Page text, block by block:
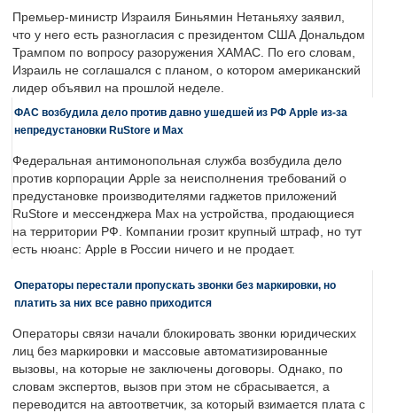
Премьер-министр Израиля Биньямин Нетаньяху заявил,
что у него есть разногласия с президентом США Дональдом
Трампом по вопросу разоружения ХАМАС. По его словам,
Израиль не соглашался с планом, о котором американский
лидер объявил на прошлой неделе.
ФАС возбудила дело против давно ушедшей из РФ Apple из-за
непредустановки RuStore и Max
Федеральная антимонопольная служба возбудила дело
против корпорации Apple за неисполнения требований о
предустановке производителями гаджетов приложений
RuStore и мессенджера Max на устройства, продающиеся
на территории РФ. Компании грозит крупный штраф, но тут
есть нюанс: Apple в России ничего и не продает.
Операторы перестали пропускать звонки без маркировки, но
платить за них все равно приходится
Операторы связи начали блокировать звонки юридических
лиц без маркировки и массовые автоматизированные
вызовы, на которые не заключены договоры. Однако, по
словам экспертов, вызов при этом не сбрасывается, а
переводится на автоответчик, за который взимается плата с